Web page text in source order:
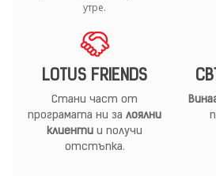
утре.
LOTUS FRIENDS
Стани част от
програмата ни за лоялни
клиенти и получи
отстъпка.